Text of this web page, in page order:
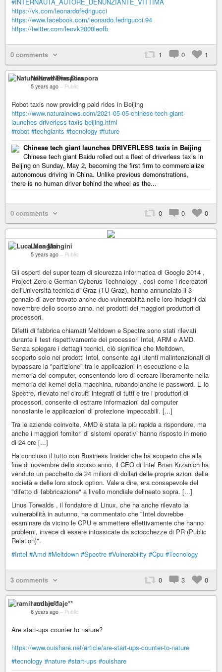
https://vk.com/leonardofedrigucci
https://www.facebook.com/leonardo.fedrigucci.94
https://twitter.com/leovk2000leofb
0 comments 1 0 1
NaturalNews Diaspora
5 years ago – Public
Robot taxis now providing paid rides in Beijing
https://www.naturalnews.com/2021-05-05-chinese-tech-giant-
launches-driverless-taxis-beijing.html
#robot #techgiants #tecnology #future
Chinese tech giant launches DRIVERLESS taxis in Beijing
Chinese tech giant Baidu rolled out a fleet of driverless taxis in
Beijing on Sunday, May 2, becoming the first firm to commercialize
autonomous driving in China. Unlike previous demonstrations,
there is no human driver behind the wheel as the...
0 comments 0 0 0
Luca Mangini
5 years ago – Public
Gli esperti del super team di sicurezza informatica di Google 2014 ,
Project Zero e German Cyberus Technology , così come i ricercatori
dell'Università tecnica di Graz (TU Graz), hanno annunciato il 3
gennaio di aver trovato anche due vulnerabilità nelle loro indagini dal
novembre dello scorso anno. nei prodotti dei maggiori produttori di
processori.
Difetti di fabbrica chiamati Meltdown e Spectre sono stati rilevati
durante il test rispettivamente dei processori Intel, ARM e AMD.
Senza spiegare i dettagli tecnici, ciò significa che Meltdown,
scoperto solo nei prodotti Intel, consente agli utenti malintenzionati di
bypassare la "partizione" tra le applicazioni in esecuzione e la
memoria del computer, consentendo loro di cercare liberamente nella
memoria del kernel della macchina, rubando anche le password. E lo
Spectre, rilevato nei circuiti integrati di tutti e tre i produttori di
processori, consente di estrarre informazioni dal computer
nonostante le applicazioni di protezione impeccabili. [...]
Tra le aziende coinvolte, AMD è stata la più rapida a rispondere, ma
anche i maggiori fornitori di sistemi operativi hanno risposto in meno
di 24 ore [...]
Ha concluso il tutto con Business Insider che ha scoperto che alla
fine di novembre dello scorso anno, il CEO di Intel Brian Krzanich ha
venduto un pacchetto da 24 milioni di dollari delle proprie azioni della
società e delle loro stock option. Vale a dire, era consapevole del
"difetto di fabbricazione" a livello mondiale delineato sopra. [...]
Linus Torwalds , il fondatore di Linux, che ha anche rilevato la
vulnerabilità in autunno, ha commentato che "Intel dovrebbe
esaminare da vicino le CPU e ammettere effettivamente che hanno
problemi, invece di essere intossicate da sciocchezze di PR (Public
Relation)".
#Intel #Amd #Meltdown #Spectre #Vulnerability #Cpu #Tecnology
3 comments 0 3 0
ramil rodaje**
6 years ago – Public
Are start-ups counter to nature?
https://www.ouishare.net/article/are-start-ups-counter-to-nature
#tecnology #nature #start-ups #ouishare